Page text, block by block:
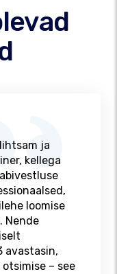
ja
kellega
loomise
Nende
avastasin,
– see